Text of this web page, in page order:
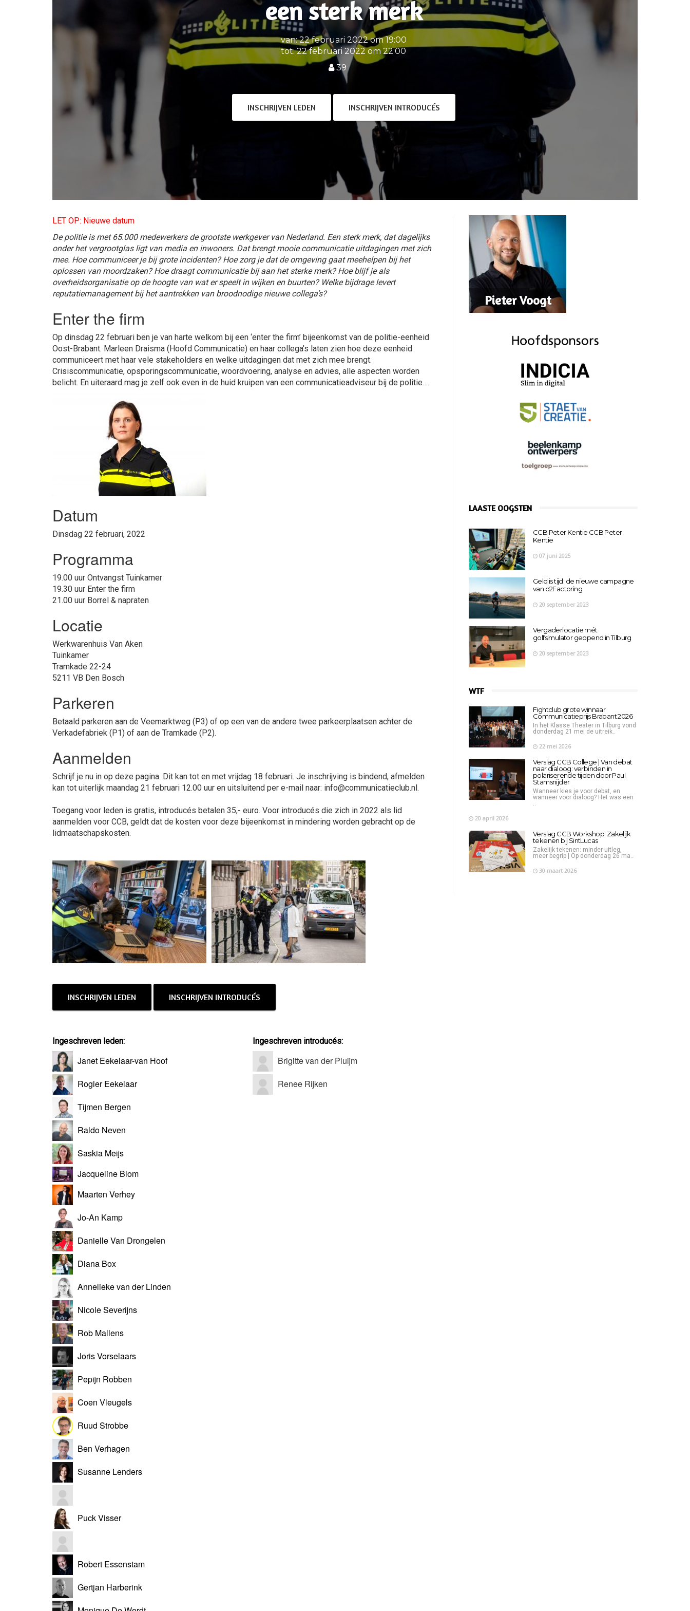
een sterk merk
van: 22 februari 2022 om 19:00
tot: 22 februari 2022 om 22:00
39
INSCHRIJVEN LEDEN INSCHRIJVEN INTRODUCÉS
LET OP: Nieuwe datum
De politie is met 65.000 medewerkers de grootste werkgever van Nederland. Een sterk merk, dat dagelijks
onder het vergrootglas ligt van media en inwoners. Dat brengt mooie communicatie uitdagingen met zich
mee. Hoe communiceer je bij grote incidenten? Hoe zorg je dat de omgeving gaat meehelpen bij het
oplossen van moordzaken? Hoe draagt communicatie bij aan het sterke merk? Hoe blijf je als
overheidsorganisatie op de hoogte van wat er speelt in wijken en buurten? Welke bijdrage levert
reputatiemanagement bij het aantrekken van broodnodige nieuwe collega’s?
Enter the firm
Op dinsdag 22 februari ben je van harte welkom bij een ‘enter the firm’ bijeenkomst van de politie-eenheid
Oost-Brabant. Marleen Draisma (Hoofd Communicatie) en haar collega’s laten zien hoe deze eenheid
communiceert met haar vele stakeholders en welke uitdagingen dat met zich mee brengt.
Crisiscommunicatie, opsporingscommunicatie, woordvoering, analyse en advies, alle aspecten worden
belicht. En uiteraard mag je zelf ook even in de huid kruipen van een communicatieadviseur bij de politie….
Datum
Dinsdag 22 februari, 2022
Programma
19.00 uur Ontvangst Tuinkamer
19.30 uur Enter the firm
21.00 uur Borrel & napraten
Locatie
Werkwarenhuis Van Aken
Tuinkamer
Tramkade 22-24
5211 VB Den Bosch
Parkeren
Betaald parkeren aan de Veemarktweg (P3) of op een van de andere twee parkeerplaatsen achter de
Verkadefabriek (P1) of aan de Tramkade (P2).
Aanmelden
Schrijf je nu in op deze pagina. Dit kan tot en met vrijdag 18 februari. Je inschrijving is bindend, afmelden
kan tot uiterlijk maandag 21 februari 12.00 uur en uitsluitend per e-mail naar: info@communicatieclub.nl.
Toegang voor leden is gratis, introducés betalen 35,- euro. Voor introducés die zich in 2022 als lid
aanmelden voor CCB, geldt dat de kosten voor deze bijeenkomst in mindering worden gebracht op de
lidmaatschapskosten.
INSCHRIJVEN LEDEN INSCHRIJVEN INTRODUCÉS
Ingeschreven leden:
Janet Eekelaar-van Hoof
Rogier Eekelaar
Tijmen Bergen
Raldo Neven
Saskia Meijs
Jacqueline Blom
Maarten Verhey
Jo-An Kamp
Danielle Van Drongelen
Diana Box
Annelieke van der Linden
Nicole Severijns
Rob Mallens
Joris Vorselaars
Pepijn Robben
Coen Vleugels
Ruud Strobbe
Ben Verhagen
Susanne Lenders
Puck Visser
Robert Essenstam
Gertjan Harberink
Ingeschreven introducés:
Brigitte van der Pluijm
Renee Rijken
Pieter Voogt
LAASTE OOGSTEN
CCB Peter Kentie CCB Peter
Kentie
07 juni 2025
Geld is tijd: de nieuwe campagne
van o2Factoring.
20 september 2023
Vergaderlocatie mét
golfsimulator geopend in Tilburg
20 september 2023
WTF
Fightclub grote winnaar
Communicatieprijs Brabant 2026
In het Klasse Theater in Tilburg vond
donderdag 21 mei de uitreik..
22 mei 2026
Verslag CCB College | Van debat
naar dialoog: verbinden in
polariserende tijden door Paul
Stamsnijder
Wanneer kies je voor debat, en
wanneer voor dialoog? Het was een
..
20 april 2026
Verslag CCB Workshop: Zakelijk
tekenen bij SintLucas
Zakelijk tekenen: minder uitleg,
meer begrip | Op donderdag 26 ma..
30 maart 2026